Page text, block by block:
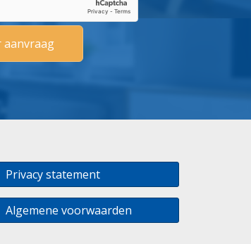
Privacy statement
Algemene voorwaarden